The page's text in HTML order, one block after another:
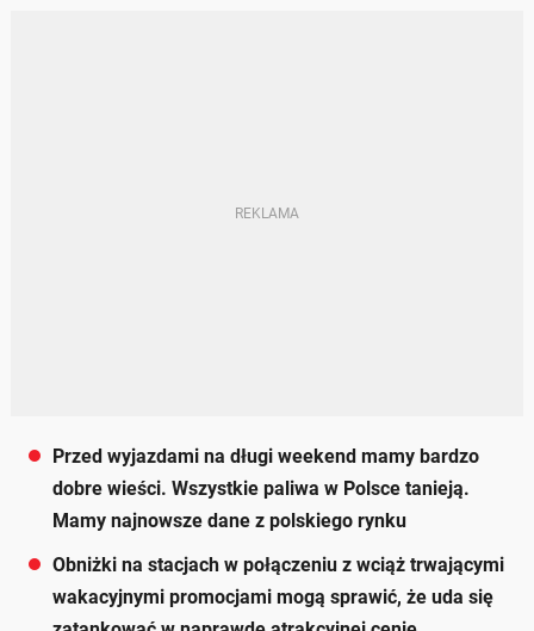
Przed wyjazdami na długi weekend mamy bardzo
dobre wieści. Wszystkie paliwa w Polsce tanieją.
Mamy najnowsze dane z polskiego rynku
Obniżki na stacjach w połączeniu z wciąż trwającymi
wakacyjnymi promocjami mogą sprawić, że uda się